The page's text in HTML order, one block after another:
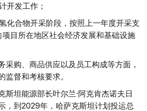
开发工作；
化合物开采阶段，按照上一年度开采支
目所在地区社会经济发展和基础设施
采购、商品供应以及员工构成等方面，
监督和考核要求。
斯坦能源部长叶尔兰·阿克肯杰诺夫日
，到2029年，哈萨克斯坦计划投运总